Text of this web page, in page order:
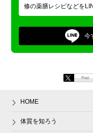
修の薬膳レシピなどを
今
Post
HOME
体質を知ろう